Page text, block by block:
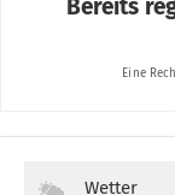
Wetter